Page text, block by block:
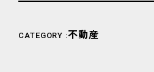
CATEGORY :不動産